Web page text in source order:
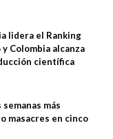
lidera el Ranking
Colombia alcanza
científica
más
masacres en cinco